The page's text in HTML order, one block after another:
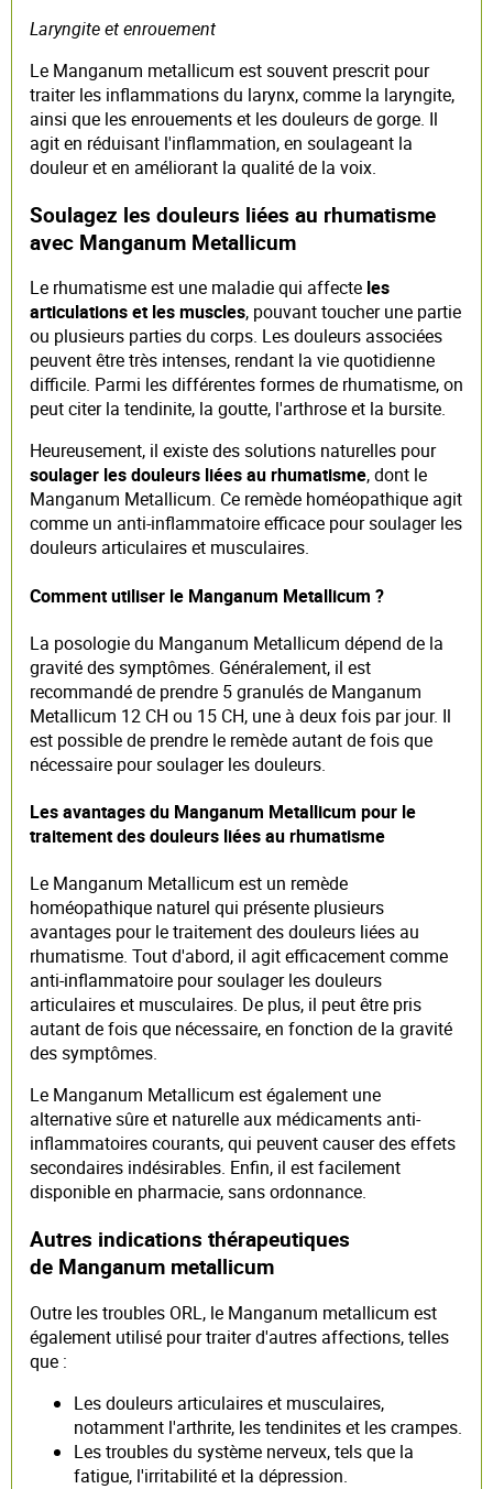
Laryngite et enrouement
Le Manganum metallicum est souvent prescrit pour
traiter les inflammations du larynx, comme la laryngite,
ainsi que les enrouements et les douleurs de gorge. Il
agit en réduisant l'inflammation, en soulageant la
douleur et en améliorant la qualité de la voix.
Soulagez les douleurs liées au rhumatisme
avec Manganum Metallicum
Le rhumatisme est une maladie qui affecte les
articulations et les muscles, pouvant toucher une partie
ou plusieurs parties du corps. Les douleurs associées
peuvent être très intenses, rendant la vie quotidienne
difficile. Parmi les différentes formes de rhumatisme, on
peut citer la tendinite, la goutte, l'arthrose et la bursite.
Heureusement, il existe des solutions naturelles pour
soulager les douleurs liées au rhumatisme, dont le
Manganum Metallicum. Ce remède homéopathique agit
comme un anti-inflammatoire efficace pour soulager les
douleurs articulaires et musculaires.
Comment utiliser le Manganum Metallicum ?
La posologie du Manganum Metallicum dépend de la
gravité des symptômes. Généralement, il est
recommandé de prendre 5 granulés de Manganum
Metallicum 12 CH ou 15 CH, une à deux fois par jour. Il
est possible de prendre le remède autant de fois que
nécessaire pour soulager les douleurs.
Les avantages du Manganum Metallicum pour le
traitement des douleurs liées au rhumatisme
Le Manganum Metallicum est un remède
homéopathique naturel qui présente plusieurs
avantages pour le traitement des douleurs liées au
rhumatisme. Tout d'abord, il agit efficacement comme
anti-inflammatoire pour soulager les douleurs
articulaires et musculaires. De plus, il peut être pris
autant de fois que nécessaire, en fonction de la gravité
des symptômes.
Le Manganum Metallicum est également une
alternative sûre et naturelle aux médicaments anti-
inflammatoires courants, qui peuvent causer des effets
secondaires indésirables. Enfin, il est facilement
disponible en pharmacie, sans ordonnance.
Autres indications thérapeutiques
de Manganum metallicum
Outre les troubles ORL, le Manganum metallicum est
également utilisé pour traiter d'autres affections, telles
que :
Les douleurs articulaires et musculaires,
notamment l'arthrite, les tendinites et les crampes.
Les troubles du système nerveux, tels que la
fatigue, l'irritabilité et la dépression.